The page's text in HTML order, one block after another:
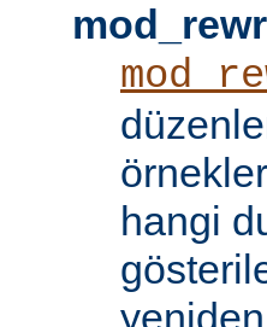
hangi
yeniden